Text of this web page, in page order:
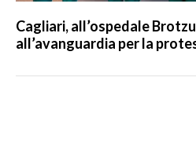
Cagliari, all’ospedale
all’avanguardia per la